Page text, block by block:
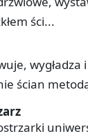
ści...
wygładza
ścian